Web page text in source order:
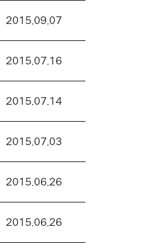
2015.09.07
2015.07.16
2015.07.14
2015.07.03
2015.06.26
2015.06.26